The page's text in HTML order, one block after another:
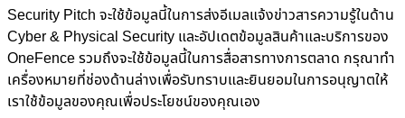
Security Pitch จะใช้ข้อมูลนี้ในการส่งอีเมลแจ้งข่าวสารความรู้ในด้าน
Cyber & Physical Security และอัปเดตข้อมูลสินค้าและบริการของ
OneFence รวมถึงจะใช้ข้อมูลนี้ในการสื่อสารทางการตลาด กรุณาทำ
เครื่องหมายที่ช่องด้านล่างเพื่อรับทราบและยินยอมในการอนุญาตให้
เราใช้ข้อมูลของคุณเพื่อประโยชน์ของคุณเอง